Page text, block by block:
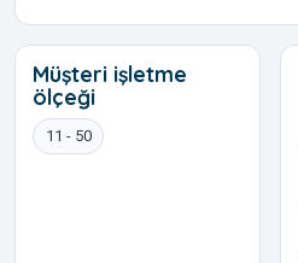
Müşteri işletme
ölçeği
11 - 50